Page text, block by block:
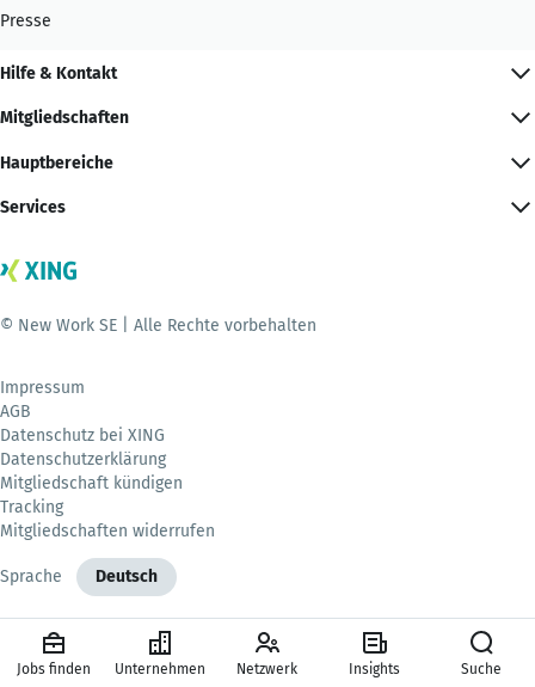
Presse
Hilfe & Kontakt
Mitgliedschaften
Hauptbereiche
Services
© New Work SE | Alle Rechte vorbehalten
Impressum
AGB
Datenschutz bei XING
Datenschutzerklärung
Mitgliedschaft kündigen
Tracking
Mitgliedschaften widerrufen
Sprache Deutsch
Jobs finden Unternehmen Netzwerk Insights Suche